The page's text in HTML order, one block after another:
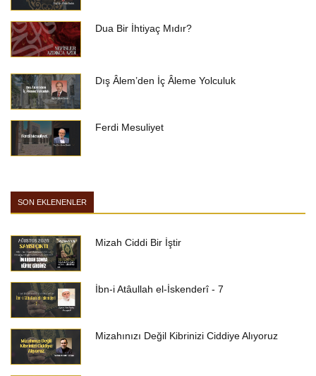
Dua Bir İhtiyaç Mıdır?
Dış Âlem’den İç Âleme Yolculuk
Ferdi Mesuliyet
SON EKLENENLER
Mizah Ciddi Bir İştir
İbn-i Atâullah el-İskenderî - 7
Mizahınızı Değil Kibrinizi Ciddiye Alıyoruz